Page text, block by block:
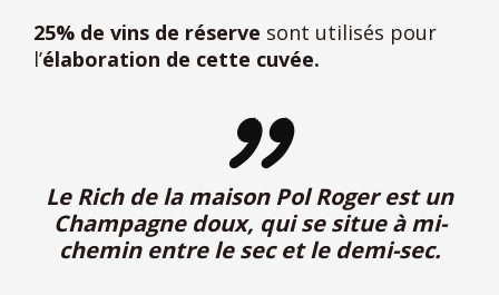
25% de vins de réserve sont utilisés pour
l’élaboration de cette cuvée.
Le Rich de la maison Pol Roger est un
Champagne doux, qui se situe à mi-
chemin entre le sec et le demi-sec.